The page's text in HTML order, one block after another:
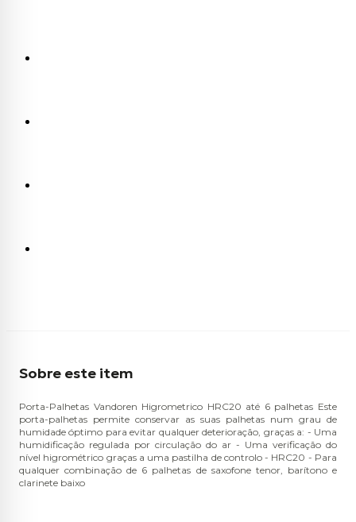
Sobre este item
Porta-Palhetas Vandoren Higrometrico HRC20 até 6 palhetas Este
porta-palhetas permite conservar as suas palhetas num grau de
humidade óptimo para evitar qualquer deterioração, graças a: - Uma
humidificação regulada por circulação do ar - Uma verificação do
nível higrométrico graças a uma pastilha de controlo - HRC20 - Para
qualquer combinação de 6 palhetas de saxofone tenor, barítono e
clarinete baixo